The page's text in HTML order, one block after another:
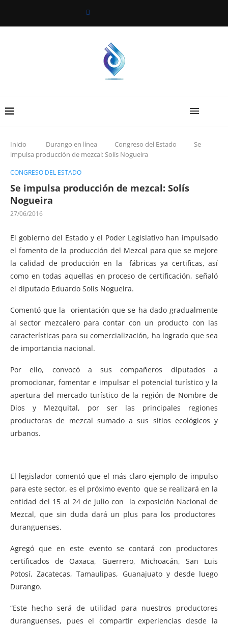
Inicio Durango en línea Congreso del Estado
Se
impulsa producción de mezcal: Solís Nogueira
CONGRESO DEL ESTADO
Se impulsa producción de mezcal: Solís
Nogueira
27/06/2016
El gobierno del Estado y el Poder Legislativo han impulsado
el fomento de la producción del Mezcal para que se mejore
la calidad de producción en la fábricas ya certificas, así
como en todas aquellas en proceso de certificación, señaló
el diputado Eduardo Solís Nogueira.
Comentó que la orientación que se ha dado gradualmente
al sector mezcalero para contar con un producto con las
características para su comercialización, ha logrado que sea
de importancia nacional.
Por ello, convocó a sus compañeros diputados a
promocionar, fomentar e impulsar el potencial turístico y la
apertura del mercado turístico de la región de Nombre de
Dios y Mezquital, por ser las principales regiones
productoras de mezcal sumado a sus sitios ecológicos y
urbanos.
El legislador comentó que el más claro ejemplo de impulso
para este sector, es el próximo evento que se realizará en la
entidad del 15 al 24 de julio con la exposición Nacional de
Mezcal, que sin duda dará un plus para los productores
duranguenses.
Agregó que en este evento se contará con productores
certificados de Oaxaca, Guerrero, Michoacán, San Luis
Potosí, Zacatecas, Tamaulipas, Guanajuato y desde luego
Durango.
“Este hecho será de utilidad para nuestros productores
duranguenses, pues el compartir experiencias desde la